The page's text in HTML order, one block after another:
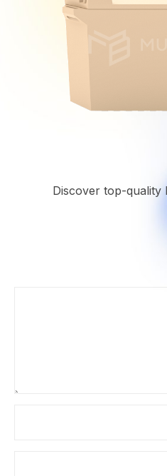
Discover top-quality